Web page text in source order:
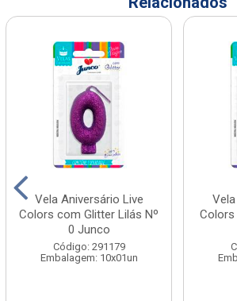
Vela Aniversário Live
Colors com Glitter Lilás Nº
0 Junco
Código: 291179
Embalagem: 10x01un
Colors